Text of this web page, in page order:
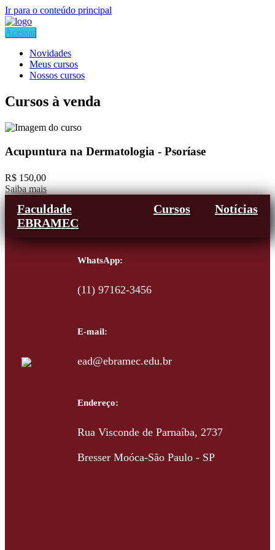
Ir para o conteúdo principal
Acessar
Novidades
Meus cursos
Nossos cursos
Cursos à venda
Acupuntura na Dermatologia - Psoríase
R$ 150,00
Saiba mais
Faculdade
EBRAMEC
Cursos Notícias
WhatsApp:
(11) 97162-3456
E-mail:
ead@ebramec.edu.br
Endereço:
Rua Visconde de Parnaíba, 2737
Bresser Moóca-São Paulo - SP